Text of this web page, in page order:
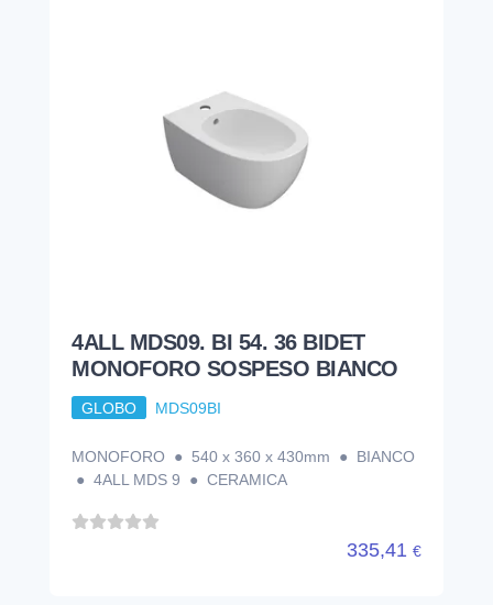
4ALL MDS09. BI 54. 36 BIDET
MONOFORO SOSPESO BIANCO
MDS09BI
MONOFORO ● 540 x 360 x 430mm ● BIANCO
1 ... 2 3 4